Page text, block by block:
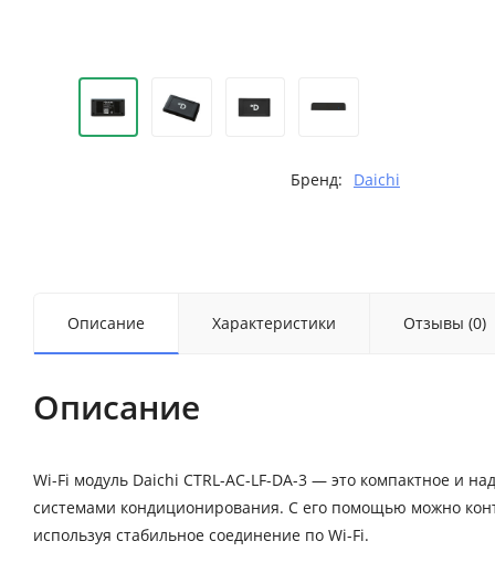
Бренд: Daichi
Описание Характеристики Отзывы (0)
Описание
Wi-Fi модуль Daichi CTRL-AC-LF-DA-3 — это компактное
системами кондиционирования. С его помощью можно
используя стабильное соединение по Wi-Fi.